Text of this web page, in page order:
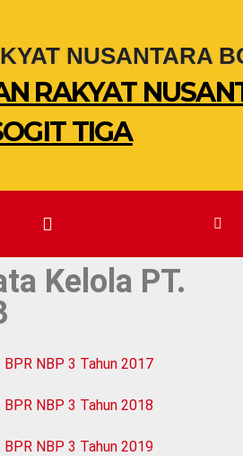
RAKYAT
TIGA
Kelola PT.
NBP 3 Tahun 2017
NBP 3 Tahun 2018
NBP 3 Tahun 2019